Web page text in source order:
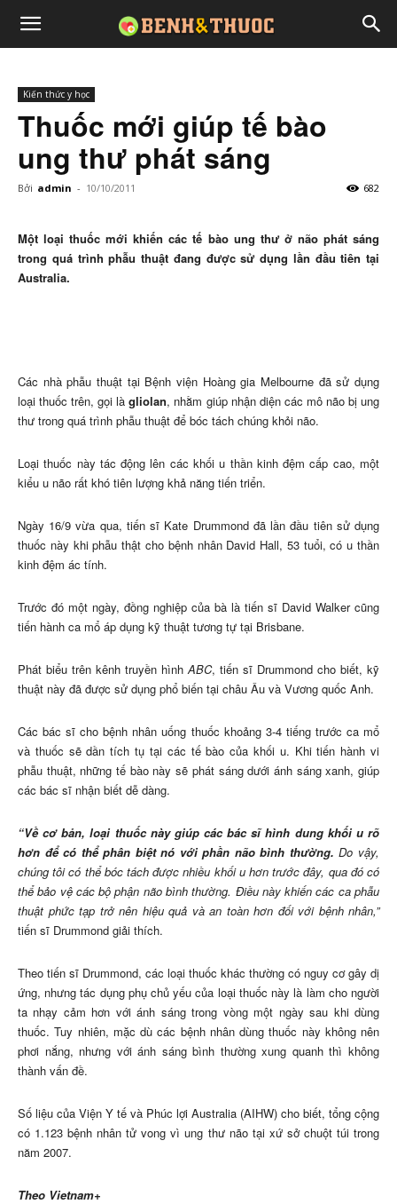
Kiến thức y học
Thuốc mới giúp tế bào
ung thư phát sáng
Bởi admin - 10/10/2011 682
Một loại thuốc mới khiến các tế bào ung thư ở não phát sáng
trong quá trình phẫu thuật đang được sử dụng lần đầu tiên tại
Australia.
Các nhà phẫu thuật tại Bệnh viện Hoàng gia Melbourne đã sử dụng
loại thuốc trên, gọi làgliolan, nhằm giúp nhận diện các mô não bị ung
thư trong quá trình phẫu thuật để bóc tách chúng khỏi não.
Loại thuốc này tác động lên các khối u thần kinh đệm cấp cao, một
kiểu u não rất khó tiên lượng khả năng tiến triển.
Ngày 16/9 vừa qua, tiến sĩ Kate Drummond đã lần đầu tiên sử dụng
thuốc này khi phẫu thật cho bệnh nhân David Hall, 53 tuổi, có u thần
kinh đệm ác tính.
Trước đó một ngày, đồng nghiệp của bà là tiến sĩ David Walker cũng
tiến hành ca mổ áp dụng kỹ thuật tương tự tại Brisbane.
Phát biểu trên kênh truyền hìnhABC, tiến sĩ Drummond cho biết, kỹ
thuật này đã được sử dụng phổ biến tại châu Âu và Vương quốc Anh.
Các bác sĩ cho bệnh nhân uống thuốc khoảng 3-4 tiếng trước ca mổ
và thuốc sẽ dần tích tụ tại các tế bào của khối u. Khi tiến hành vi
phẫu thuật, những tế bào này sẽ phát sáng dưới ánh sáng xanh, giúp
các bác sĩ nhận biết dễ dàng.
“Về cơ bản, loại thuốc này giúp các bác sĩ hình dung khối u rõ
hơn để có thể phân biệt nó với phần não bình thường. Do vậy,
chúng tôi có thể bóc tách được nhiều khối u hơn trước đây, qua đó có
thể bảo vệ các bộ phận não bình thường. Điều này khiến các ca phẫu
thuật phức tạp trở nên hiệu quả và an toàn hơn đối với bệnh nhân,”
tiến sĩ Drummond giải thích.
Theo tiến sĩ Drummond, các loại thuốc khác thường có nguy cơ gây dị
ứng, nhưng tác dụng phụ chủ yếu của loại thuốc này là làm cho người
ta nhạy cảm hơn với ánh sáng trong vòng một ngày sau khi dùng
thuốc. Tuy nhiên, mặc dù các bệnh nhân dùng thuốc này không nên
phơi nắng, nhưng với ánh sáng bình thường xung quanh thì không
thành vấn đề.
Số liệu của Viện Y tế và Phúc lợi Australia (AIHW) cho biết, tổng cộng
có 1.123 bệnh nhân tử vong vì ung thư não tại xứ sở chuột túi trong
năm 2007.
Theo Vietnam+